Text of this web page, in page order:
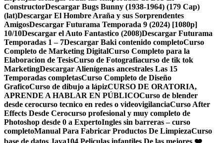
ConstructorDescargar Bugs Bunny (1938-1964) (179 Cap)
(lat)Descargar El Hombre Araña y sus Sorprendentes
AmigosDescargar Futurama Temporada 9 (2024) [1080p]
10/10Descargar el Auto Fantastico (2008)Descargar Futurama
Temporadas 1 – 7Descargar Baki contenido completoCurso
Completo de Marketing DigitalCurso Completo para la
Elaboracion de TesisCurso de Fotografiacurso de tik tok
MarketingDescargar Alienígenas ancestrales Las 15
Temporadas completasCurso Completo de Diseño
GraficoCurso de dibujo a lápizCURSO DE ORATORIA,
APRENDE A HABLAR EN PÚBLICOCurso de blender
desde cerocurso tecnico en redes o videovigilanciaCurso After
Effects Desde Cerocurso profesional y muy completo de
Photoshop desde 0 a ExpertoIngles sin barreras – curso
completoManual Para Fabricar Productos De LimpiezaCurso